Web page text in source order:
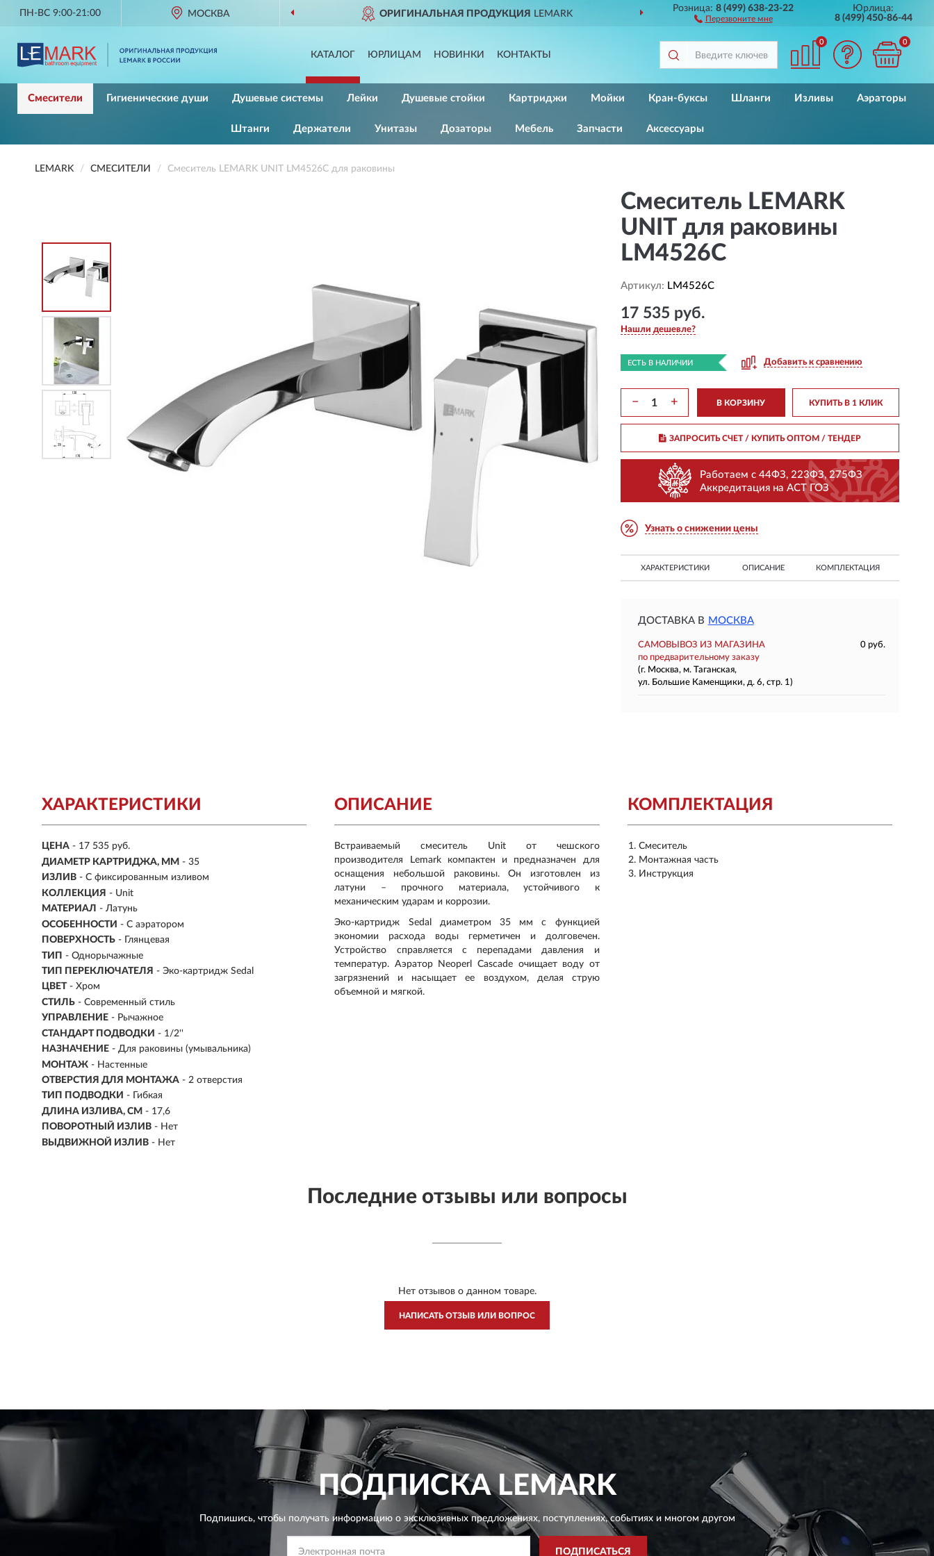
ПН-ВС 9:00-21:00 МОСКВА ОРИГИНАЛЬНАЯ ПРОДУКЦИЯ LEMARK ДОСТАВИМ ПО ВСЕЙ РОССИИ
Розница:8 (499) 638-23-22
Перезвоните мне
Юрлица:
8 (499) 450-86-44
КАТАЛОГ ЮРЛИЦАМ НОВИНКИ КОНТАКТЫ
0 0
Смесители Гигиенические души Душевые системы Лейки Душевые стойки Картриджи Мойки Кран-буксы Шланги Изливы Аэраторы
Штанги Держатели Унитазы Дозаторы Мебель Запчасти Аксессуары
LEMARK СМЕСИТЕЛИ Смеситель LEMARK UNIT LM4526C для раковины
Смеситель LEMARK
UNIT для раковины
LM4526C
Артикул: LM4526C
17 535 руб.
Нашли дешевле?
ЕСТЬ В НАЛИЧИИ Добавить к сравнению
− + В КОРЗИНУ КУПИТЬ В 1 КЛИК
ЗАПРОСИТЬ СЧЕТ / КУПИТЬ ОПТОМ/ ТЕНДЕР
Работаем с 44ФЗ, 223ФЗ, 275ФЗ
Аккредитация на АСТ ГОЗ
Узнать о снижении цены
ХАРАКТЕРИСТИКИ ОПИСАНИЕ КОМПЛЕКТАЦИЯ
ДОСТАВКА В МОСКВА
САМОВЫВОЗ ИЗ МАГАЗИНА
0 руб.
по предварительному заказу
(г. Москва, м. Таганская,
ул. Большие Каменщики, д. 6, стр. 1)
ХАРАКТЕРИСТИКИ
ЦЕНА - 17 535 руб.
ДИАМЕТР КАРТРИДЖА, ММ - 35
ИЗЛИВ - С фиксированным изливом
КОЛЛЕКЦИЯ - Unit
МАТЕРИАЛ - Латунь
ОСОБЕННОСТИ - С аэратором
ПОВЕРХНОСТЬ - Глянцевая
ТИП - Однорычажные
ТИП ПЕРЕКЛЮЧАТЕЛЯ - Эко-картридж Sedal
ЦВЕТ - Хром
СТИЛЬ - Современный стиль
УПРАВЛЕНИЕ - Рычажное
СТАНДАРТ ПОДВОДКИ - 1/2''
НАЗНАЧЕНИЕ - Для раковины (умывальника)
МОНТАЖ - Настенные
ОТВЕРСТИЯ ДЛЯ МОНТАЖА - 2 отверстия
ТИП ПОДВОДКИ -
Гибкая
ДЛИНА ИЗЛИВА, СМ - 17,6
ПОВОРОТНЫЙ ИЗЛИВ - Нет
ВЫДВИЖНОЙ ИЗЛИВ - Нет
КОМПЛЕКТАЦИЯ
Смеситель
Монтажная часть
Инструкция
ОПИСАНИЕ
Встраиваемый смеситель Unit от чешского
производителя
Lemarkкомпактен и предназначен для
оснащения небольшой раковины. Он изготовлен из
латуни – прочного материала, устойчивого к
механическим ударам и коррозии.
Эко-картридж Sedal
диаметром 35 мм с функцией
экономии расхода воды герметичен и долговечен.
Устройство справляется с перепадами давления и
температур. Аэратор
Neoperl Cascade очищает воду от
загрязнений и насыщает ее воздухом, делая струю
объемной и мягкой.
Последние отзывы или вопросы
Нет отзывов о данном товаре.
НАПИСАТЬ ОТЗЫВ ИЛИ ВОПРОС
ПОДПИСКАLEMARK
Подпишись, чтобы получать информацию о эксклюзивных предложениях,поступлениях, событиях и многом другом
ПОДПИСАТЬСЯ